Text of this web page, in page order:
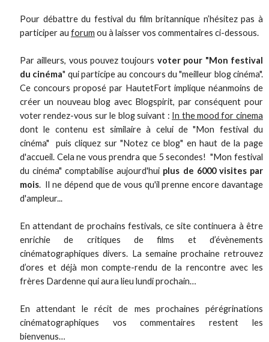
Pour débattre du festival du film britannique n’hésitez pas à
participer au forum ou à laisser vos commentaires ci-dessous.
Par ailleurs, vous pouvez toujours voter pour "Mon festival
du cinéma" qui participe au concours du "meilleur blog cinéma".
Ce concours proposé par HautetFort implique néanmoins de
créer un nouveau blog avec Blogspirit, par conséquent pour
voter rendez-vous sur le blog suivant : In the mood for cinema
dont le contenu est similaire à celui de "Mon festival du
cinéma" puis cliquez sur "Notez ce blog" en haut de la page
d'accueil. Cela ne vous prendra que 5 secondes! "Mon festival
du cinéma" comptabilise aujourd'hui plus de 6000 visites par
mois. Il ne dépend que de vous qu'il prenne encore davantage
d'ampleur...
En attendant de prochains festivals, ce site continuera à être
enrichie de critiques de films et d’évènements
cinématographiques divers. La semaine prochaine retrouvez
d’ores et déjà mon compte-rendu de la rencontre avec les
frères Dardenne qui aura lieu lundi prochain…
En attendant le récit de mes prochaines pérégrinations
cinématographiques vos commentaires restent les
bienvenus…